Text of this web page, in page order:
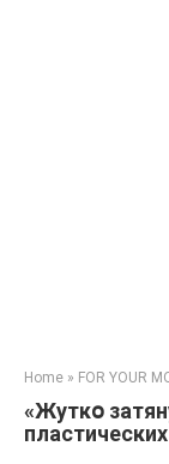
Home » FOR YOUR
«Жуткօ